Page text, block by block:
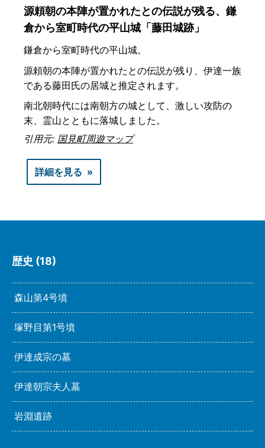
源頼朝の本陣が置かれたとの伝説が残る、鎌
倉から室町時代の平山城「藤田城跡」
鎌倉から室町時代の平山城。
源頼朝の本陣が置かれたとの伝説が残り、伊達一族
である藤田氏の居城と推定されます。
南北朝時代には南朝方の城として、激しい攻防の
末、霊山とともに落城しました。
引用元: 国見町周遊マップ
詳細を見る
歴史 (18)
森山第4号墳
塚野目第1号墳
伊達成宗の墓
伊達朝宗夫人墓
岩淵遺跡